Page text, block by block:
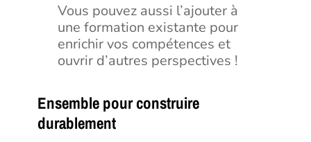
Vous pouvez aussi l’ajouter à
une formation existante pour
enrichir vos compétences et
ouvrir d’autres perspectives !
Ensemble pour construire
durablement